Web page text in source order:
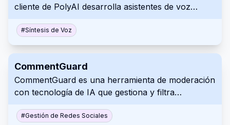
cliente de PolyAI desarrolla asistentes de voz
cliente excepcional para empresas de numerosos
sectores.
#Síntesis de Voz
CommentGuard
CommentGuard es una herramienta de moderación
con tecnología de IA que gestiona y filtra
publicaciones y anuncios de Facebook e
#Gestión de Redes Sociales